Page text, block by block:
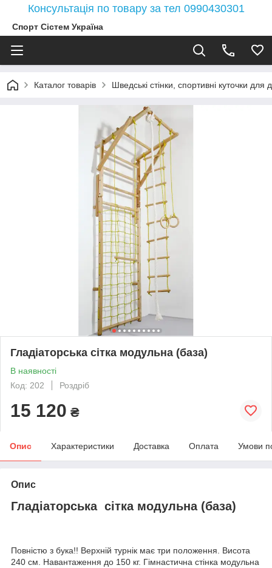
Консультація по товару за тел 0990430301
Спорт Сістем Україна
Каталог товарів Шведські стінки, спортивні куточки для
Гладіаторська сітка модульна (база)
В наявності
Код: 202
Роздріб
15 120 ₴
Опис Характеристики Доставка Оплата Умови
Опис
Гладіаторська сітка модульна (база)
Повністю з бука!! Верхній турнік має три положення. Висота
240 см. Навантаження до 150 кг. Гімнастична стінка модульна